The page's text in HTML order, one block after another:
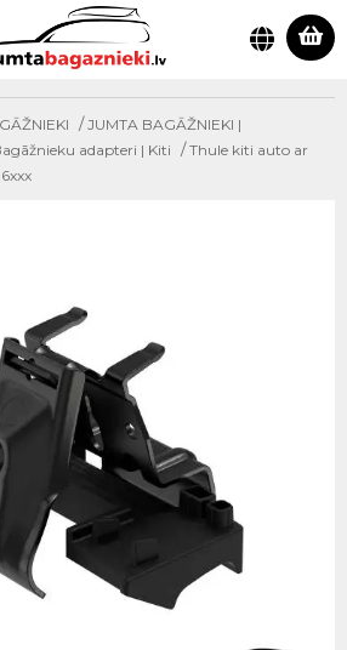
/JUMTA BAGĀŽNIEKI |
adapteri | Kiti /Thule kiti auto ar